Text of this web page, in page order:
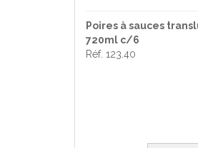
Poires à sauces
720ml c/6
Réf. 123.40